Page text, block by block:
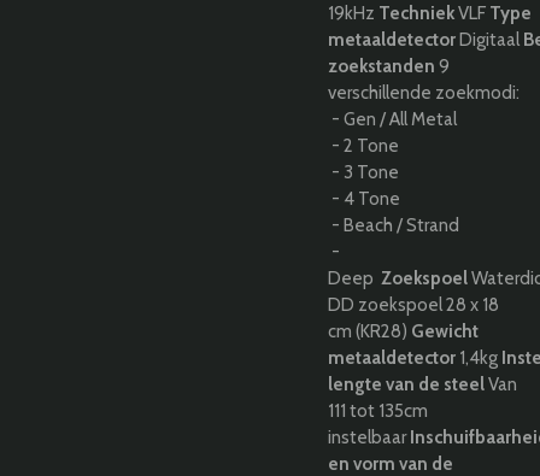
19kHz TechniekVLFType
metaaldetectorDigitaal
zoekstanden 9
verschillende zoekmodi:
- Gen / All Metal
- 2 Tone
- 3 Tone
- 4 Tone
- Beach / Strand
-
Deep Zoekspoel
DD zoekspoel 28 x 18
cm (KR28) Gewicht
metaaldetector1,4kg
lengte van de steelVan
111 tot 135cm
instelbaar
en vorm van de